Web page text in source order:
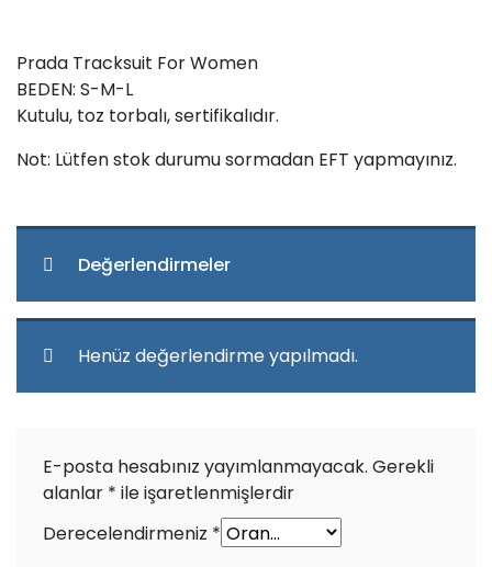
Prada Tracksuit For Women
BEDEN: S-M-L
Kutulu, toz torbalı, sertifikalıdır.
Not: Lütfen stok durumu sormadan EFT yapmayınız.
Değerlendirmeler
Henüz değerlendirme yapılmadı.
E-posta hesabınız yayımlanmayacak. Gerekli
alanlar * ile işaretlenmişlerdir
Derecelendirmeniz *